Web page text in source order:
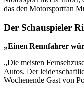
das den Motorsportfan
Der Schauspieler
„Einen Rennfahrer
„Die meisten
Autos. Der
Wochenende Gast von